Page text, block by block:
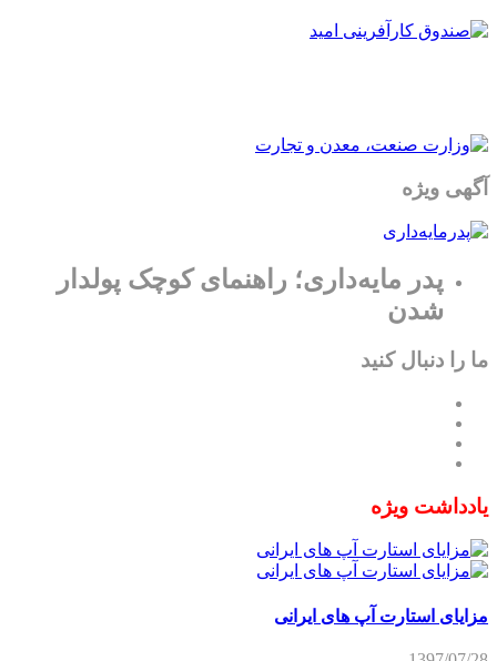
آگهی ویژه
پدر مایه‌داری؛ راهنمای کوچک پولدار
شدن
ما را دنبال کنید
یادداشت ویژه
مزایای استارت آپ های ایرانی